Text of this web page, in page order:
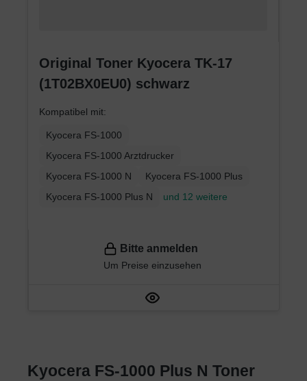
Original Toner Kyocera TK-17
(1T02BX0EU0) schwarz
Kompatibel mit:
Kyocera FS-1000
Kyocera FS-1000 Arztdrucker
Kyocera FS-1000 N
Kyocera FS-1000 Plus
Kyocera FS-1000 Plus N
und 12 weitere
Bitte anmelden
Um Preise einzusehen
Kyocera FS-1000 Plus N Toner